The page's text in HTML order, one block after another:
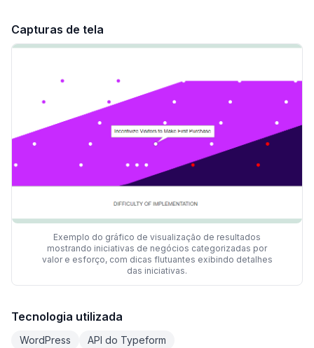
Capturas de tela
Exemplo do gráfico de visualização de resultados
mostrando iniciativas de negócios categorizadas por
valor e esforço, com dicas flutuantes exibindo detalhes
das iniciativas.
Tecnologia utilizada
WordPress
API do Typeform